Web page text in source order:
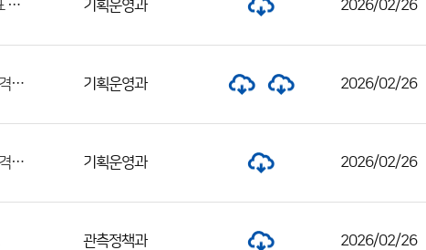
국립기상과학원 2026년 제1회 공무원 경력경쟁채용 서류전형 합격자 발표 및 면접시험 계획 공고 기획운영과 2026/02/26
2026년 대구지방기상청 기간제근로자(방재기상지원관) 채용 서류전형 합격자 및 면접시험 일정 공고 기획운영과 2026/02/26
2026년 대전지방기상청 기간제근로자(방재기상지원관) 채용 서류전형 합격자 및 면접전형 일정 공고 기획운영과 2026/02/26
관측정책과 2026/02/26